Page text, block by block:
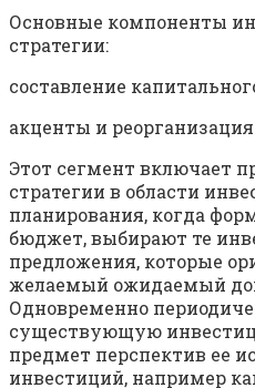
Основные компоненты
стратегии:
составление
акценты и
Этот сегмент включает
стратегии в области
планирования, когда
бюджет, выбирают те
предложения, которые
желаемый ожидаемый
Одновременно
существующую
предмет перспектив ее
инвестиций, например